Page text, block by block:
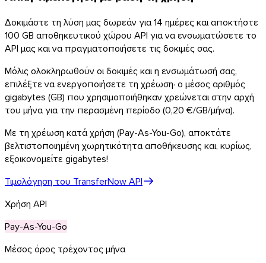
Android
Επεκτάσεις
Δοκιμάστε τη λύση μας δωρεάν για 14 ημέρες και αποκτήστε
100 GB αποθηκευτικού χώρου API για να ενσωματώσετε το
API μας και να πραγματοποιήσετε τις δοκιμές σας.
Μόλις ολοκληρωθούν οι δοκιμές και η ενσωμάτωσή σας,
επιλέξτε να ενεργοποιήσετε τη χρέωση· ο μέσος αριθμός
gigabytes (GB) που χρησιμοποιήθηκαν χρεώνεται στην αρχή
του μήνα για την περασμένη περίοδο (0,20 €/GB/μήνα).
Με τη χρέωση κατά χρήση (Pay-As-You-Go), αποκτάτε
βελτιστοποιημένη χωρητικότητα αποθήκευσης και, κυρίως,
εξοικονομείτε gigabytes!
Τιμολόγηση του TransferNow API
Χρήση API
Pay-As-You-Go
Μέσος όρος τρέχοντος μήνα